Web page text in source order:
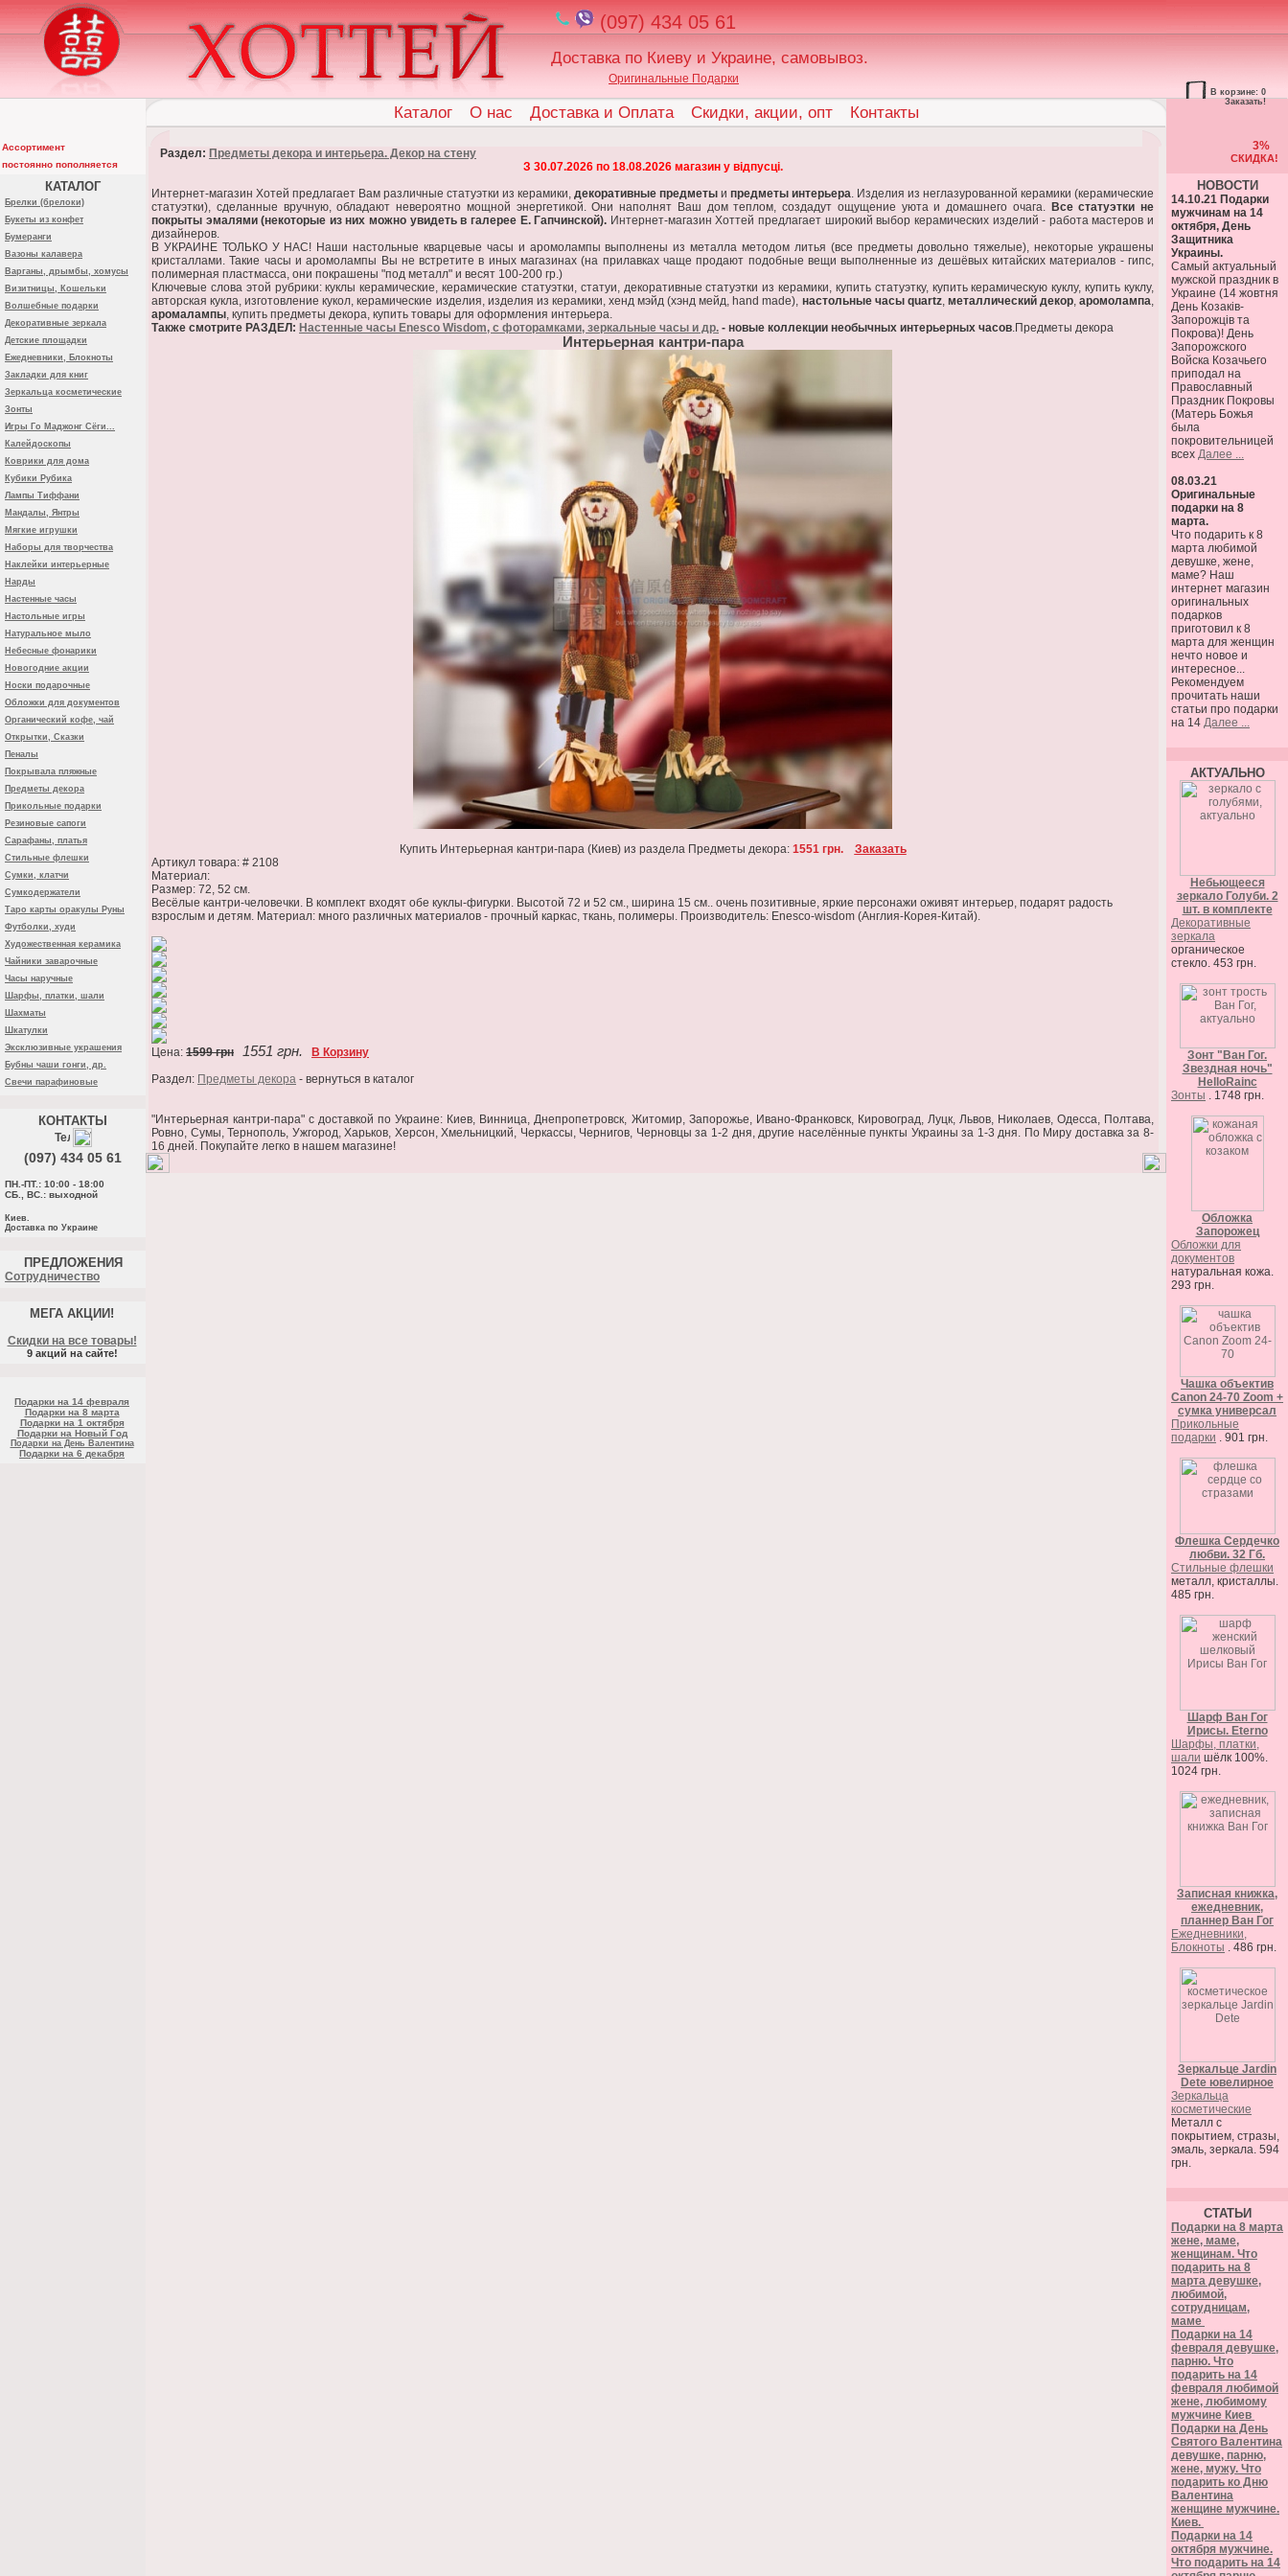
(097) 434 05 61
Доставка по Киеву и Украине, самовывоз.
Оригинальные Подарки
В корзине: 0
Заказать!
Ассортимент
постоянно пополняется
КАТАЛОГ
Брелки (брелоки)
Букеты из конфет
Бумеранги
Вазоны калавера
Варганы, дрымбы, хомусы
Визитницы, Кошельки
Волшебные подарки
Декоративные зеркала
Детские площадки
Ежедневники, Блокноты
Закладки для книг
Зеркальца косметические
Зонты
Игры Го Маджонг Сёги...
Калейдоскопы
Коврики для дома
Кубики Рубика
Лампы Тиффани
Мандалы, Янтры
Мягкие игрушки
Наборы для творчества
Наклейки интерьерные
Нарды
Настенные часы
Настольные игры
Натуральное мыло
Небесные фонарики
Новогодние акции
Носки подарочные
Обложки для документов
Органический кофе, чай
Открытки, Сказки
Пеналы
Покрывала пляжные
Предметы декора
Прикольные подарки
Резиновые сапоги
Сарафаны, платья
Стильные флешки
Сумки, клатчи
Сумкодержатели
Таро карты оракулы Руны
Футболки, худи
Художественная керамика
Чайники заварочные
Часы наручные
Шарфы, платки, шали
Шахматы
Шкатулки
Эксклюзивные украшения
Бубны чаши гонги, др.
Свечи парафиновые
КОНТАКТЫ
(097) 434 05 61
ПН.-ПТ.: 10:00 - 18:00
СБ., ВС.: выходной
Киев.
Доставка по Украине
ПРЕДЛОЖЕНИЯ
Cотрудничество
МЕГА АКЦИИ!
Скидки на все товары!
9 акций на сайте!
Подарки на 14 февраля
Подарки на 8 марта
Подарки на 1 октября
Подарки на Новый Год
Подарки на День Валентина
Подарки на 6 декабря
Каталог О нас Доставка и Оплата Скидки, акции, опт Контакты
Раздел: Предметы декора и интерьера. Декор на стену
З 30.07.2026 по 18.08.2026 магазин у відпусці.
Интернет-магазин Хотей предлагает Вам различные статуэтки из керамики, декоративные предметы и предметы интерьера. Изделия из неглазурованной керамики (керамические
статуэтки), сделанные вручную, обладают невероятно мощной энергетикой. Они наполнят Ваш дом теплом, создадут ощущение уюта и домашнего очага. Все статуэтки не
покрыты эмалями (некоторые из них можно увидеть в галерее Е. Гапчинской). Интернет-магазин Хоттей предлагает широкий выбор керамических изделий - работа мастеров и
дизайнеров.
В УКРАИНЕ ТОЛЬКО У НАС! Наши настольные кварцевые часы и аромолампы выполнены из металла методом литья (все предметы довольно тяжелые), некоторые украшены
кристаллами. Такие часы и аромолампы Вы не встретите в иных магазинах (на прилавках чаще продают подобные вещи выполненные из дешёвых китайских материалов - гипс,
полимерная пластмасса, они покрашены "под металл" и весят 100-200 гр.)
Ключевые слова этой рубрики: куклы керамические, керамические статуэтки, статуи, декоративные статуэтки из керамики, купить статуэтку, купить керамическую куклу, купить куклу,
авторская кукла, изготовление кукол, керамические изделия, изделия из керамики, хенд мэйд (хэнд мейд, hand made), настольные часы quartz, металлический декор,аромолампа,
аромалампы, купить предметы декора, купить товары для оформления интерьера.
Также смотрите РАЗДЕЛ: Настенные часы Enesco Wisdom, с фоторамками, зеркальные часы и др. - новые коллекции необычных интерьерных часов.Предметы декора
Интерьерная кантри-пара
Купить Интерьерная кантри-пара (Киев) из раздела Предметы декора: 1551 грн.
Заказать
Артикул товара: # 2108
Материал:
Размер: 72, 52 см.
Весёлые кантри-человечки. В комплект входят обе куклы-фигурки. Высотой 72 и 52 см., ширина 15 см.. очень позитивные, яркие персонажи оживят интерьер, подарят радость
взрослым и детям. Материал: много различных материалов - прочный каркас, ткань, полимеры. Производитель: Enesco-wisdom (Англия-Корея-Китай).
Цена: 1599 грн 1551 грн.
В Корзину
Раздел: Предметы декора - вернуться в каталог
"Интерьерная кантри-пара" c доставкой по Украине: Киев, Винница, Днепропетровск, Житомир, Запорожье, Ивано-Франковск, Кировоград, Луцк, Львов, Николаев, Одесса, Полтава,
Ровно, Сумы, Тернополь, Ужгород, Харьков, Херсон, Хмельницкий, Черкассы, Чернигов, Черновцы за 1-2 дня, другие населённые пункты Украины за 1-3 дня. По Миру доставка за 8-
16 дней. Покупайте легко в нашем магазине!
3%
СКИДКА!
НОВОСТИ
14.10.21 Подарки
мужчинам на 14
октября, День
Защитника
Украины.
Самый актуальный
мужской праздник в
Украине (14 жовтня
День Козаків-
Запорожців та
Покрова)! День
Запорожского
Войска Козачьего
приподал на
Православный
Праздник Покровы
(Матерь Божья
была
покровительницей
всех Далее ...
08.03.21
Оригинальные
подарки на 8
марта.
Что подарить к 8
марта любимой
девушке, жене,
маме? Наш
интернет магазин
оригинальных
подарков
приготовил к 8
марта для женщин
нечто новое и
интересное...
Рекомендуем
прочитать наши
статьи про подарки
на 14 Далее ...
АКТУАЛЬНО
Небьющееся
зеркало Голуби. 2
шт. в комплекте
Декоративные
зеркала
органическое
стекло. 453 грн.
Зонт "Ван Гог.
Звездная ночь"
HelloRainc
Зонты . 1748 грн.
Обложка
Запорожец
Обложки для
документов
натуральная кожа.
293 грн.
Чашка объектив
Canon 24-70 Zoom +
сумка универсал
Прикольные
подарки . 901 грн.
Флешка Сердечко
любви. 32 Гб.
Стильные флешки
металл, кристаллы.
485 грн.
Шарф Ван Гог
Ирисы. Eterno
Шарфы, платки,
шали шёлк 100%.
1024 грн.
Записная книжка,
ежедневник,
планнер Ван Гог
Ежедневники,
Блокноты . 486 грн.
Зеркальце Jardin
Dete ювелирное
Зеркальца
косметические
Металл с
покрытием, стразы,
эмаль, зеркала. 594
грн.
СТАТЬИ
Подарки на 8 марта
жене, маме,
женщинам. Что
подарить на 8
марта девушке,
любимой,
сотрудницам,
маме
Подарки на 14
февраля девушке,
парню. Что
подарить на 14
февраля любимой
жене, любимому
мужчине Киев
Подарки на День
Святого Валентина
девушке, парню,
жене, мужу. Что
подарить ко Дню
Валентина
женщине мужчине.
Киев.
Подарки на 14
октября мужчине.
Что подарить на 14